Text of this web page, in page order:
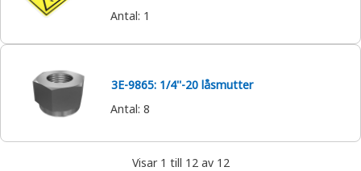
Antal: 1
3E-9865: 1/4''-20 låsmutter
Antal: 8
Visar 1 till 12 av 12